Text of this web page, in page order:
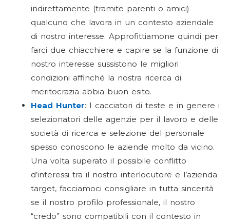
indirettamente (tramite parenti o amici)
qualcuno che lavora in un contesto aziendale
di nostro interesse. Approfittiamone quindi per
farci due chiacchiere e capire se la funzione di
nostro interesse sussistono le migliori
condizioni affinché la nostra ricerca di
meritocrazia abbia buon esito.
Head Hunter: I cacciatori di teste e in genere i
selezionatori delle agenzie per il lavoro e delle
società di ricerca e selezione del personale
spesso conoscono le aziende molto da vicino.
Una volta superato il possibile conflitto
d’interessi tra il nostro interlocutore e l’azienda
target, facciamoci consigliare in tutta sincerità
se il nostro profilo professionale, il nostro
“credo” sono compatibili con il contesto in